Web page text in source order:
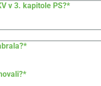
v 3. kapitole PS?*
*
*